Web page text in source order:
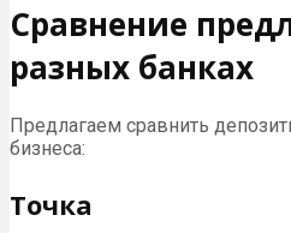
Сравнение
разных банках
Предлагаем сравнить
бизнеса:
Точка